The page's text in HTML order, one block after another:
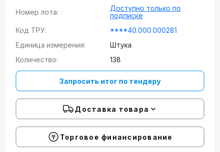
Номер лота:
Доступно только по
подписке
Код ТРУ:
****40.000.000281
Единица измерения:
Штука
Количество:
138
Запросить итог по тендеру
Доставка товара
Торговое финансирование